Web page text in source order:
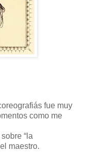
fue muy
como me
“la
maestro.